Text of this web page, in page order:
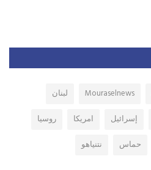
Mouraselnews
لبنان
إسرائيل امريكا
روسيا
حماس نتنياهو